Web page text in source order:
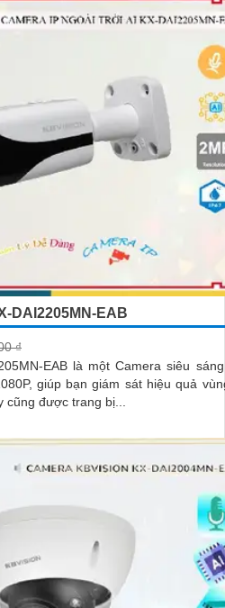
DAI2205MN-EAB
₫
EAB là một Camera siêu
giúp bạn giám sát hiệu quả
này cũng được trang bị...